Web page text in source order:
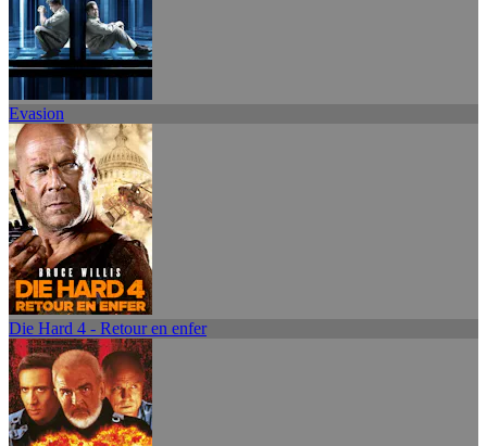
Evasion
Die Hard 4 - Retour en enfer